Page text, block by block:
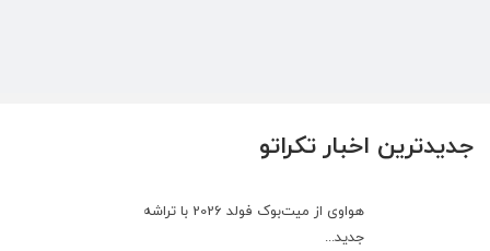
جدیدترین اخبار تکراتو
هواوی از میت‌بوک فولد 2026 با تراشه
جدید...